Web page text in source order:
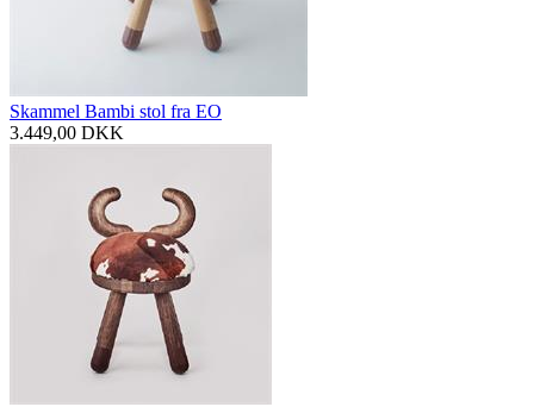
Skammel Bambi stol fra EO
3.449,00 DKK